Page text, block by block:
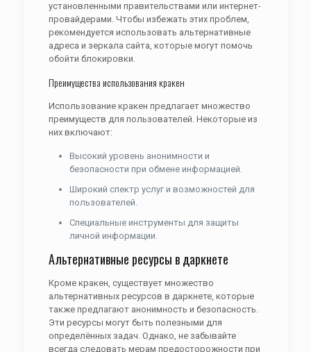
установленными правительствами или интернет-
провайдерами. Чтобы избежать этих проблем,
рекомендуется использовать альтернативные
адреса и зеркала сайта, которые могут помочь
обойти блокировки.
Преимущества использования кракен
Использование кракен предлагает множество
преимуществ для пользователей. Некоторые из
них включают:
Высокий уровень анонимности и
безопасности при обмене информацией.
Широкий спектр услуг и возможностей для
пользователей.
Специальные инструменты для защиты
личной информации.
Альтернативные ресурсы в даркнете
Кроме кракен, существует множество
альтернативных ресурсов в даркнете, которые
также предлагают анонимность и безопасность.
Эти ресурсы могут быть полезными для
определённых задач. Однако, не забывайте
всегда следовать мерам предосторожности при